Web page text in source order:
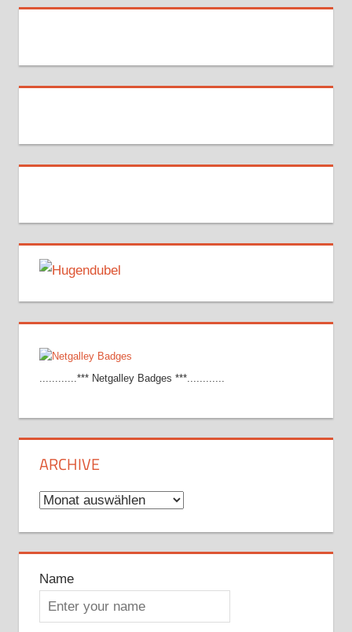
............*** Netgalley Badges ***............
ARCHIVE
Archive
Name